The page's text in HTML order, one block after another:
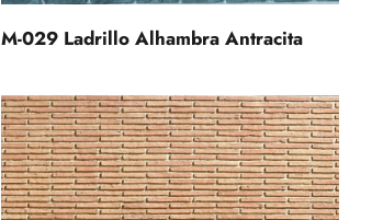
M-029 Ladrillo Alhambra Antracita